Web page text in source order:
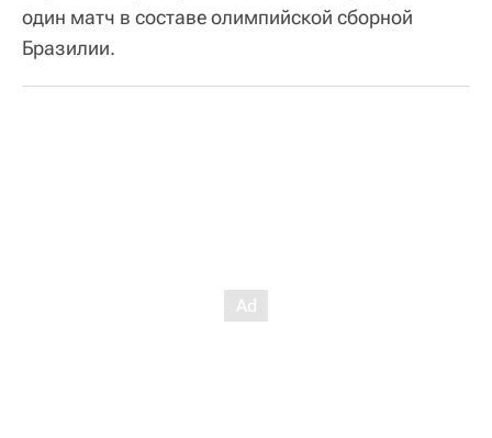
один матч в составе олимпийской сборной
Бразилии.